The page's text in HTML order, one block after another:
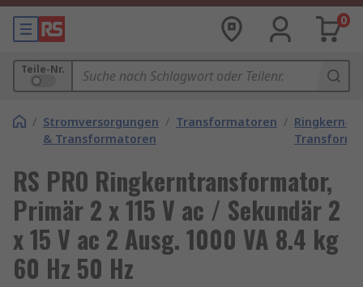
0
Teile-Nr.
/ Stromversorgungen
& Transformatoren
/ Transformatoren / Ringkern-
RS PRO Ringkerntransformator,
Primär 2 x 115 V ac / Sekundär 2
x 15 V ac 2 Ausg. 1000 VA 8.4 kg
60 Hz 50 Hz